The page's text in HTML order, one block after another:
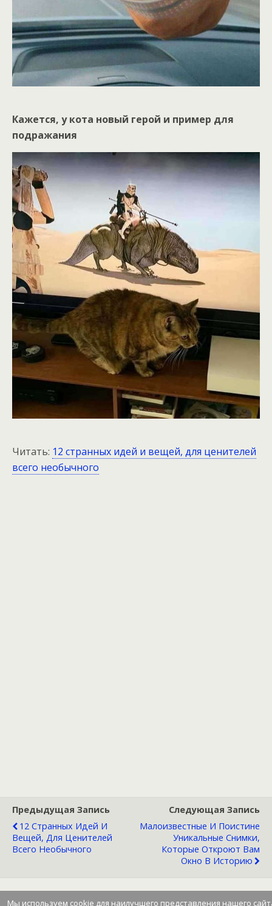
Кажется, у кота новый герой и пример для
подражания
Читать: 12 странных идей и вещей, для ценителей
всего необычного
Предыдущая Запись
12 Странных Идей И
Вещей, Для Ценителей
Всего Необычного
Следующая Запись
Малоизвестные И Поистине
Уникальные Снимки,
Которые Откроют Вам
Окно В Историю
Мы используем cookie для наилучшего представления нашего